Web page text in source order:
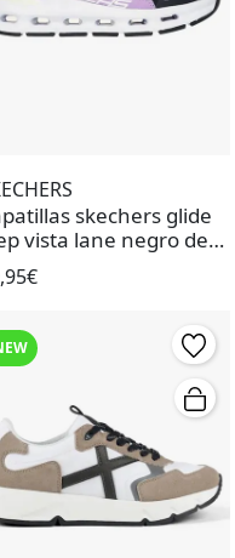
skechers glide
vista lane negro de